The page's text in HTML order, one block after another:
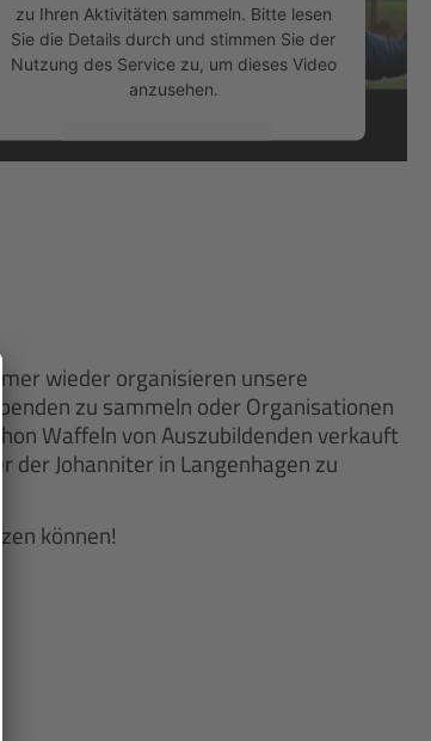
zu Ihren Aktivitäten sammeln. Bitte lesen
Sie die Details durch und stimmen Sie der
Nutzung des Service zu, um dieses Video
anzusehen.
Mehr Informationen
wieder organisieren unsere
zu sammeln oder Organisationen
Waffeln von Auszubildenden verkauft
der Johanniter in Langenhagen zu
können!